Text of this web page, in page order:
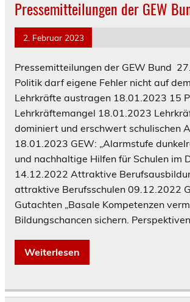
Pressemitteilungen der GEW
2. Februar 2023
Pressemitteilungen der GEW Bund
Politik darf eigene Fehler nicht auf
Lehrkräfte austragen 18.01.2023 15
Lehrkräftemangel 18.01.2023
dominiert und erschwert schulischen
18.01.2023 GEW: „Alarmstufe
und nachhaltige Hilfen für Schulen im
14.12.2022 Attraktive
attraktive Berufsschulen 09.12.2022
Gutachten „Basale Kompetenzen
Bildungschancen sichern.
Weiterlesen